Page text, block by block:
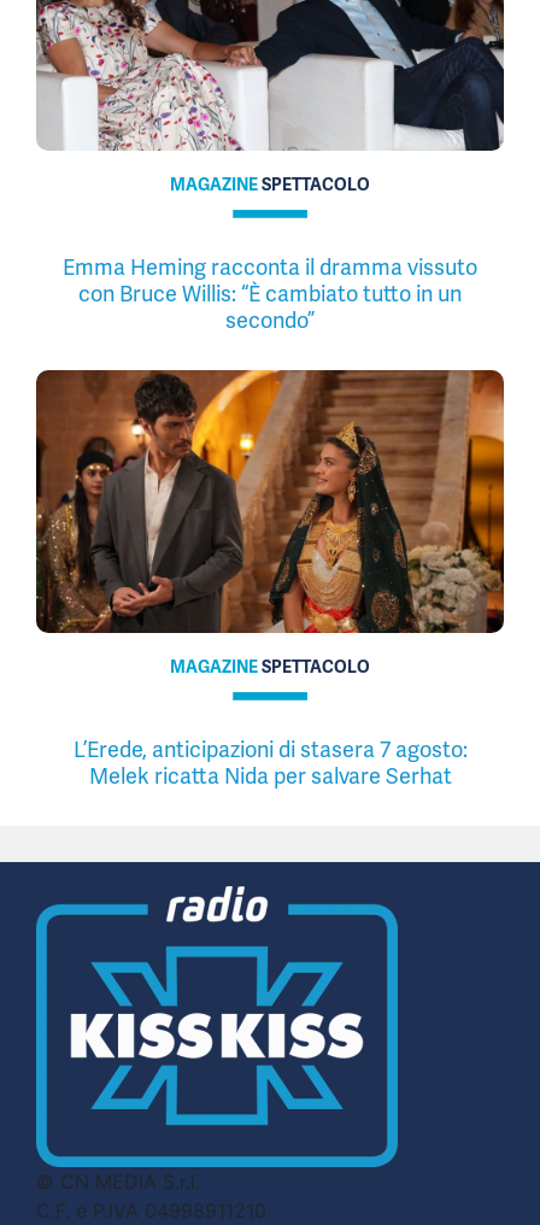
MAGAZINESPETTACOLO
Emma Heming racconta il dramma vissuto
con Bruce Willis: “È cambiato tutto in un
secondo”
MAGAZINESPETTACOLO
L’Erede, anticipazioni di stasera 7 agosto:
Melek ricatta Nida per salvare Serhat
© CN MEDIA S.r.l.
C.F. e P.IVA 04998911210